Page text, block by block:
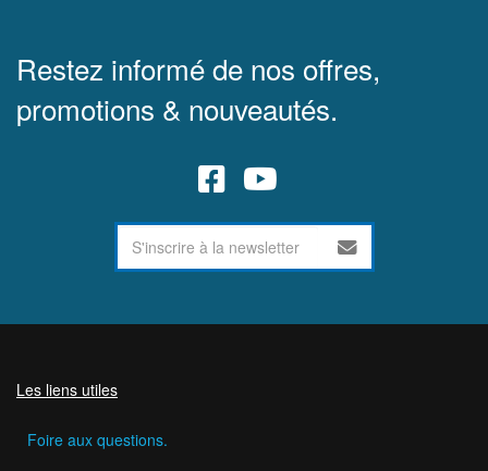
Restez informé de nos offres,
promotions & nouveautés.
Les liens utiles
Foire aux questions.